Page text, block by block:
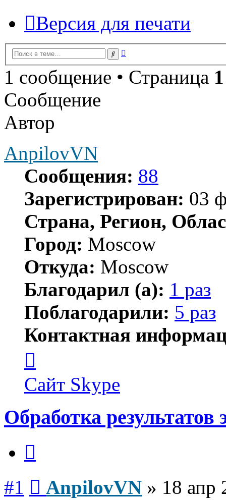
Версия для печати
Поиск
1 сообщение • Страница 1
Сообщение
Автор
AnpilovVN
Сообщения: 88
Зарегистрирован: 03
Страна, Регион,
Город: Moscow
Откуда: Moscow
Благодарил (а): 1 раз
Поблагодарили: 5 раз
Контактная
пользователя
AnpilovVN
Сайт Skype
Обработка результатов
#1 AnpilovVN » 18 апр